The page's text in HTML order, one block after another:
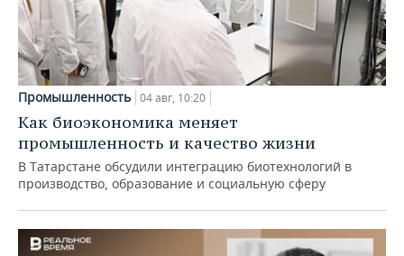
Промышленность 04 авг, 10:20
Как биоэкономика меняет
промышленность и качество жизни
В Татарстане обсудили интеграцию биотехнологий в
производство, образование и социальную сферу